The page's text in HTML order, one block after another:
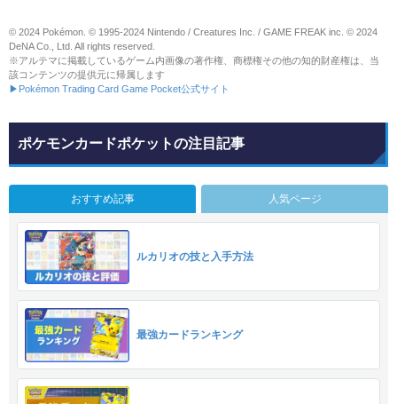
© 2024 Pokémon. © 1995-2024 Nintendo / Creatures Inc. / GAME FREAK inc. © 2024
DeNA Co., Ltd. All rights reserved.
※アルテマに掲載しているゲーム内画像の著作権、商標権その他の知的財産権は、当
該コンテンツの提供元に帰属します
▶Pokémon Trading Card Game Pocket公式サイト
ポケモンカードポケットの注目記事
おすすめ記事 人気ページ
ルカリオの技と入手方法
最強カードランキング